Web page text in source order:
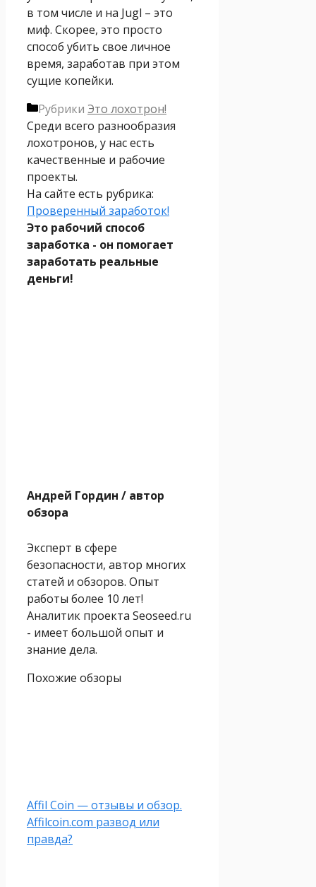
в том числе и на Jugl – это
миф. Скорее, это просто
способ убить свое личное
время, заработав при этом
сущие копейки.
Рубрики Это лохотрон!
Среди всего разнообразия
лохотронов, у нас есть
качественные и рабочие
проекты.
На сайте есть рубрика:
Проверенный заработок!
Это рабочий способ
заработка - он помогает
заработать реальные
деньги!
Андрей Гордин / автор
обзора
Эксперт в сфере
безопасности, автор многих
статей и обзоров. Опыт
работы более 10 лет!
Аналитик проекта Seoseed.ru
- имеет большой опыт и
знание дела.
Похожие обзоры
Affil Coin — отзывы и обзор.
Affilcoin.com развод или
правда?